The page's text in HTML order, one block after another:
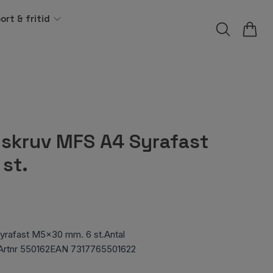
& fritid
MFS A4 Syrafast
st.
M5x30 mm. 6 st.Antal
550162EAN 7317765501622